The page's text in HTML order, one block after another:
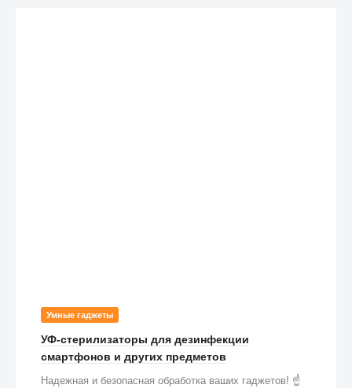
Умные гаджеты
УФ-стерилизаторы для дезинфекции
смартфонов и других предметов
Надежная и безопасная обработка ваших гаджетов! ☝️